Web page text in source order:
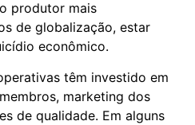
produtor mais
de globalização, estar
econômico.
têm investido em
marketing dos
de qualidade. Em alguns